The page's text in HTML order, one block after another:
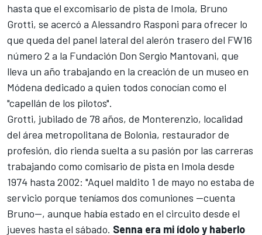
hasta que el excomisario de pista de Imola, Bruno
Grotti, se acercó a Alessandro Rasponi para ofrecer lo
que queda del panel lateral del alerón trasero del FW16
número 2 a la Fundación Don Sergio Mantovani, que
lleva un año trabajando en la creación de un museo en
Módena dedicado a quien todos conocían como el
"capellán de los pilotos".
Grotti, jubilado de 78 años, de Monterenzio, localidad
del área metropolitana de Bolonia, restaurador de
profesión, dio rienda suelta a su pasión por las carreras
trabajando como comisario de pista en Imola desde
1974 hasta 2002: "Aquel maldito 1 de mayo no estaba de
servicio porque teníamos dos comuniones —cuenta
Bruno—, aunque había estado en el circuito desde el
jueves hasta el sábado. Senna era mi ídolo y haberlo